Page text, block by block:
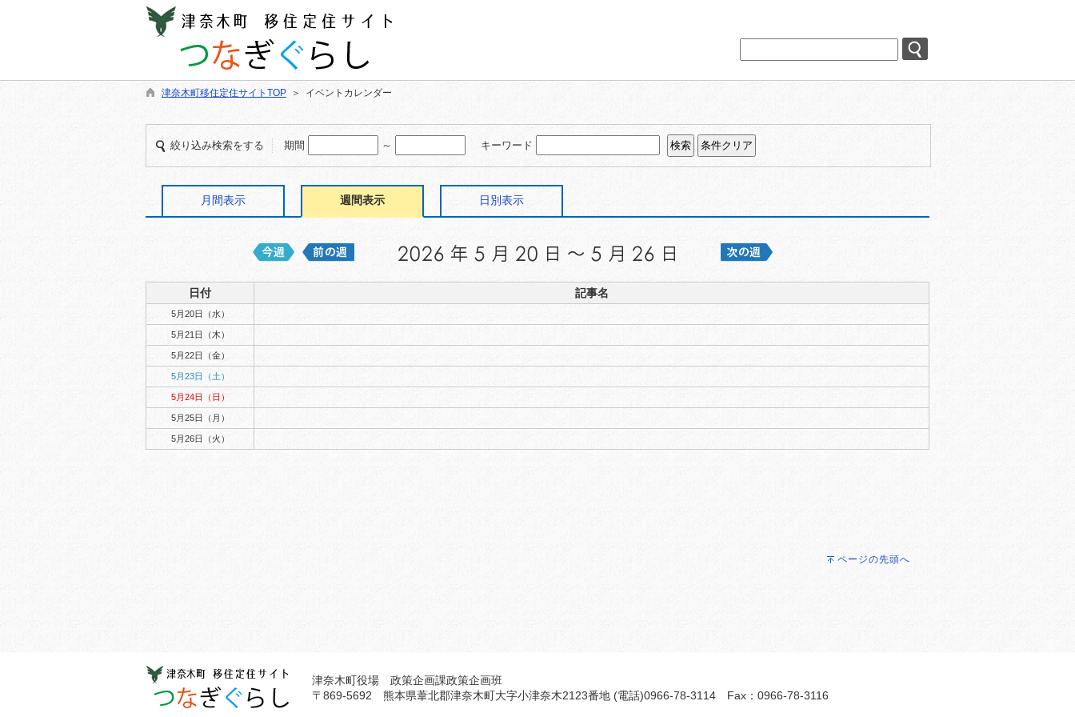
津奈木町移住定住サイトTOP ＞ イベントカレンダー
絞り込み検索をする 期間 ～ キーワード
月間表示 週間表示 日別表示
日付 記事名
5月20日（水）
5月21日（木）
5月22日（金）
5月23日（土）
5月24日（日）
5月25日（月）
5月26日（火）
ページの先頭へ
津奈木町役場 政策企画課政策企画班
〒869-5692 熊本県葦北郡津奈木町大字小津奈木2123番地 (電話)0966-78-3114 Fax：0966-78-3116